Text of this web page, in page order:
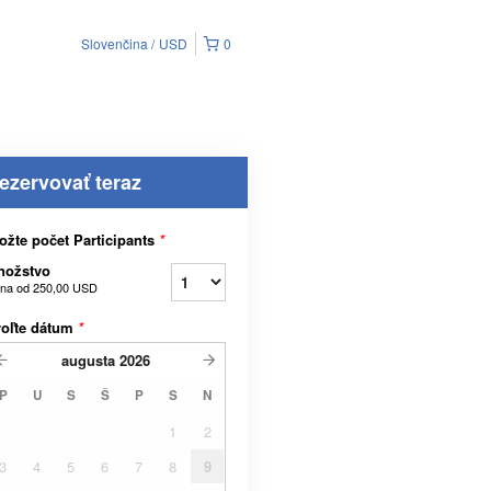
0
Slovenčina USD
teraz
počet Participants *
od250,00 USD
dátum *
augusta 2026
U S Š P S N
1
2
3
4 5 6 7 8 9